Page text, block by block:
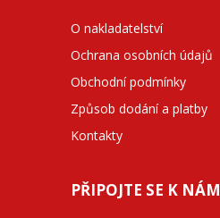
O nakladatelství
Ochrana osobních údajů
Obchodní podmínky
Způsob dodání a platby
Kontakty
PŘIPOJTE SE K NÁM